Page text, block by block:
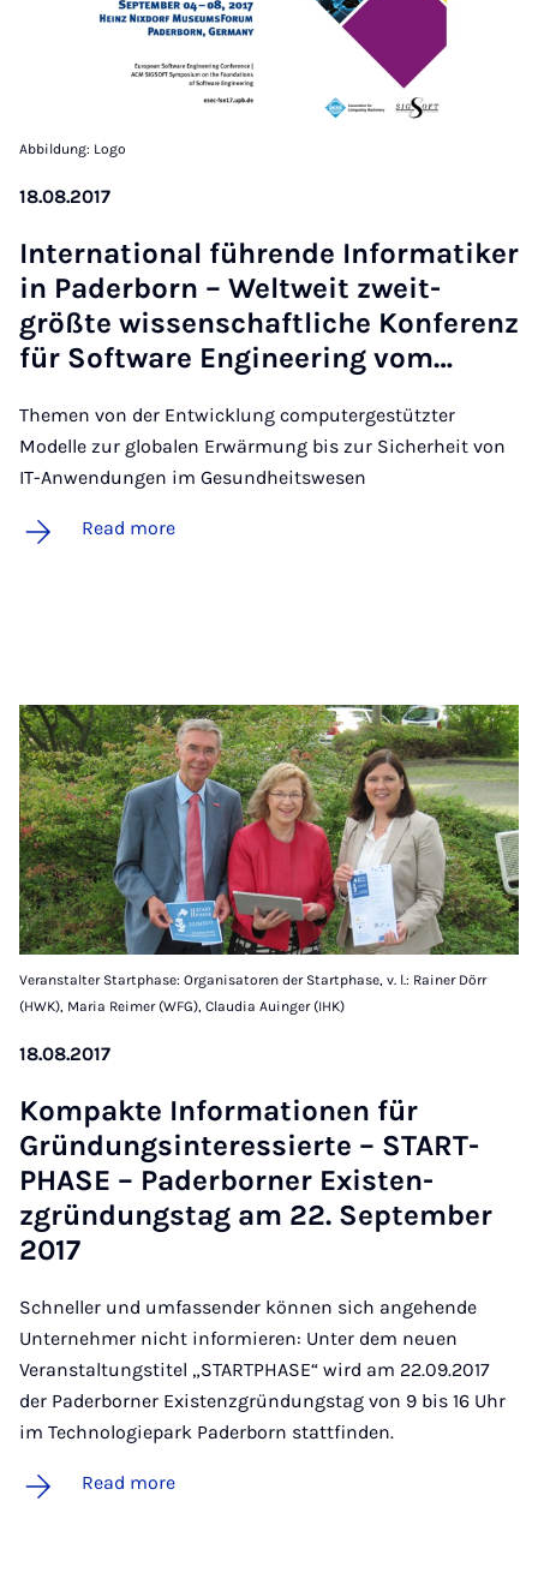
Abbildung: Logo
18.08.2017
In­ter­na­tion­al führende In­form­atiker
in Pader­born – Welt­weit zweit­
größte wis­senschaft­liche Kon­fer­enz
für Soft­ware En­gin­eer­ing vom…
Themen von der Entwicklung computergestützter
Modelle zur globalen Erwärmung bis zur Sicherheit von
IT-Anwendungen im Gesundheitswesen
Read more
Veranstalter Startphase: Organisatoren der Startphase, v. l.: Rainer Dörr
(HWK), Maria Reimer (WFG), Claudia Auinger (IHK)
18.08.2017
Kom­pakte In­form­a­tion­en für
Gründungsin­teressierte – START­
PHASE – Pader­borner Ex­isten­
zgründung­stag am 22. Septem­ber
2017
Schneller und umfassender können sich angehende
Unternehmer nicht informieren: Unter dem neuen
Veranstaltungstitel „STARTPHASE“ wird am 22.09.2017
der Paderborner Existenzgründungstag von 9 bis 16 Uhr
im Technologiepark Paderborn stattfinden.
Read more